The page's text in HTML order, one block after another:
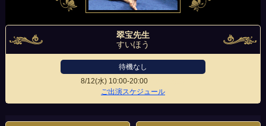
翠宝先生
すいほう
待機なし
8/12(水) 10:00-20:00
ご出演スケジュール